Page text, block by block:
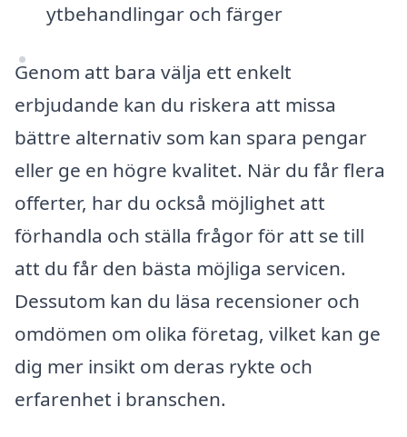
ytbehandlingar och färger
Genom att bara välja ett enkelt
erbjudande kan du riskera att missa
bättre alternativ som kan spara pengar
eller ge en högre kvalitet. När du får flera
offerter, har du också möjlighet att
förhandla och ställa frågor för att se till
att du får den bästa möjliga servicen.
Dessutom kan du läsa recensioner och
omdömen om olika företag, vilket kan ge
dig mer insikt om deras rykte och
erfarenhet i branschen.